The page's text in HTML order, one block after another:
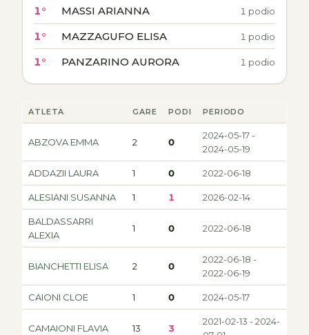
1° MASSI ARIANNA 1 podio
1° MAZZAGUFO ELISA 1 podio
1° PANZARINO AURORA 1 podio
ATLETA GARE PODI PERIODO
ABZOVA EMMA 2 0
2024-05-17 -
2024-05-19
ADDAZII LAURA 1 0 2022-06-18
ALESIANI SUSANNA 1 1 2026-02-14
BALDASSARRI
ALEXIA
1 0 2022-06-18
BIANCHETTI ELISA 2 0
2022-06-18 -
2022-06-19
CAIONI CLOE 1 0 2024-05-17
CAMAIONI FLAVIA 13 3
2021-02-13 - 2024-